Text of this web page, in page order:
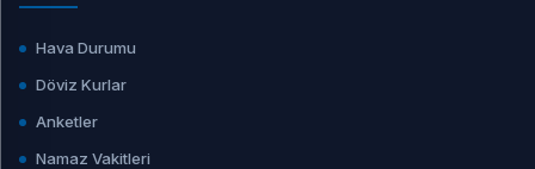
Hava Durumu
Döviz Kurlar
Anketler
Namaz Vakitleri